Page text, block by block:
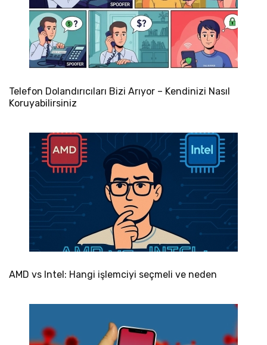
Telefon Dolandırıcıları Bizi Arıyor – Kendinizi Nasıl
Koruyabilirsiniz
AMD vs Intel: Hangi işlemciyi seçmeli ve neden